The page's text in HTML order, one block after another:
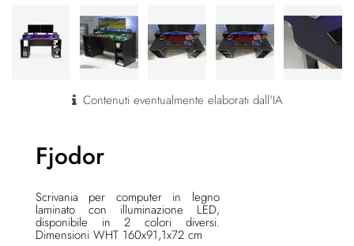
Contenuti eventualmente elaborati dall'IA
Fjodor
Scrivania per computer in legno
laminato con illuminazione LED,
disponibile in 2 colori diversi.
Dimensioni WHT 160x91,1x72 cm